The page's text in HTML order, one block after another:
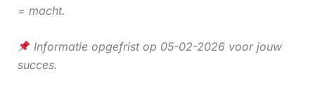
= macht.
Informatie opgefrist op 05-02-2026 voor jouw
succes.